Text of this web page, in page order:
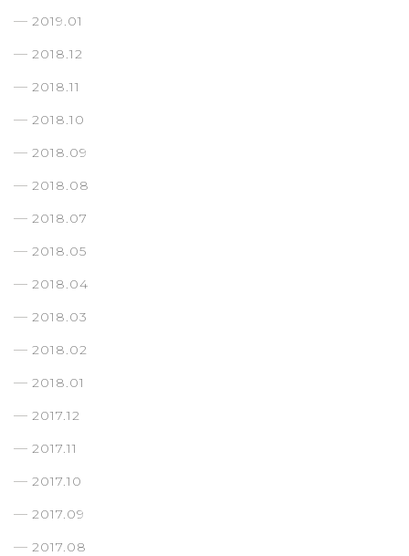
2019.01
2018.12
2018.11
2018.10
2018.09
2018.08
2018.07
2018.05
2018.04
2018.03
2018.02
2018.01
2017.12
2017.11
2017.10
2017.09
2017.08